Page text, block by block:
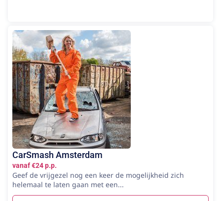
CarSmash Amsterdam
vanaf €24 p.p.
Geef de vrijgezel nog een keer de mogelijkheid zich
helemaal te laten gaan met een...